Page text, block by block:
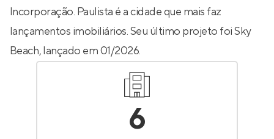
Incorporação. Paulista é a cidade que mais faz
lançamentos imobiliários. Seu último projeto foiSky
Beach, lançado em 01/2026.
6